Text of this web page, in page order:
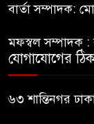
বার্তা সম্পাদক:
মফস্বল সম্পাদক :
যোগাযোগের
৬৩ শান্তিনগর